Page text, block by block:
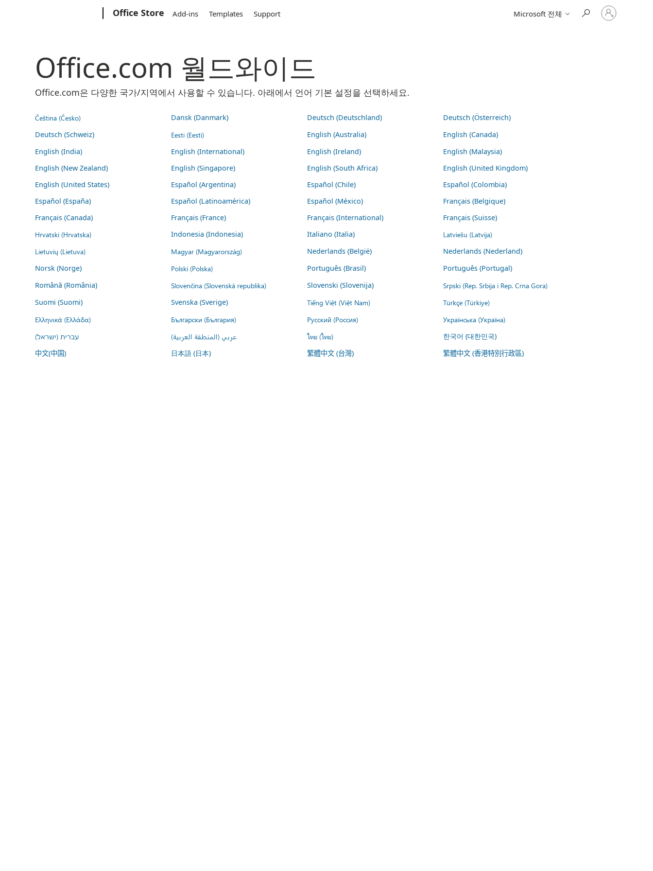
Office Store Add-ins Templates Support Microsoft 전체
귀
하
Office.com 월드와이드
Office.com은 다양한 국가/지역에서 사용할 수 있습니다. 아래에서 언어 기본 설정을 선택하세요.
Čeština (Česko) Dansk (Danmark) Deutsch (Deutschland)
Deutsch (Österreich)
Deutsch (Schweiz)
Eesti (Eesti) English (Australia)
English (Canada)
English (India)
English (International) English (Ireland)
English (Malaysia)
English (New Zealand)
English (Singapore) English (South Africa)
English (United Kingdom)
English (United States)
Español (Argentina) Español (Chile)
Español (Colombia)
Español (España)
Español (Latinoamérica) Español (México)
Français (Belgique)
Français (Canada)
Français (France) Français (International) Français (Suisse)
Hrvatski (Hrvatska) Indonesia (Indonesia) Italiano (Italia)
Latviešu (Latvija)
Lietuvių (Lietuva)
Magyar (Magyarország) Nederlands (België)
Nederlands (Nederland)
Norsk (Norge)
Polski (Polska) Português (Brasil)
Português (Portugal)
Română (România)
Slovenčina (Slovenská republika) Slovenski (Slovenija) Srpski (Rep. Srbija i Rep. Crna Gora)
Suomi (Suomi) Svenska (Sverige) Tiếng Việt (Việt Nam)
Türkçe (Türkiye)
Ελληνικά (Ελλάδα)
Български (България) Русский (Россия)
Українська (Україна)
עברית (ישראל)
عربي (المنطقة العربية) ไทย (ไทย)
한국어 (대한민국)
中文(中国)
日本語 (日本) 繁體中文 (台灣) 繁體中文 (香港特別行政區)